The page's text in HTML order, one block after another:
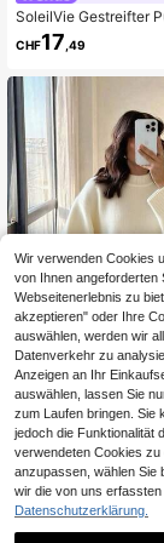
SoleilVie Gestreifter
opped Shoulder,
over für Herbst und
CHF17 ,49
Grauer Rundhals
ver für Damen,
tCHF13,49 -21%
Wir verwenden Cookies
von Ihnen angeforderten
Webseitenerlebnis zu
akzeptieren" oder Ihre
auswählen, werden wir
Datenverkehr zu
Anzeigen an Ihr
auswählen, lassen Sie
zum Laufen bringen. Sie
jedoch die Funktionalität
verwendeten Cookies zu
anzupassen, wählen Sie
wir die von uns erfassten
Datenschutzerklärung.